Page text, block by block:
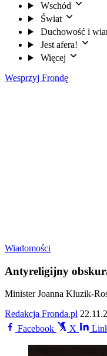
Wschód
Świat
Duchowość i
Jest afera!
Więcej
Wesprzyj Frondę
Wiadomości
Antyreligijny
Minister Joanna Kluzik-
Redakcja Fronda.pl
Facebook
X